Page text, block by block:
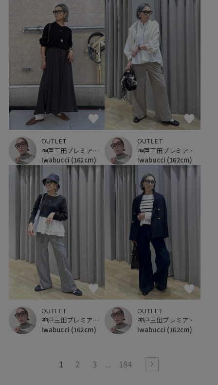
OUTLET
神戸三田プレミアム・アウトレット
Iwabucci (162cm)
OUTLET
神戸三田プレミアム・アウトレット
Iwabucci (162cm)
OUTLET
神戸三田プレミアム・アウトレット
Iwabucci (162cm)
OUTLET
神戸三田プレミアム・アウトレット
Iwabucci (162cm)
1 2 3 184